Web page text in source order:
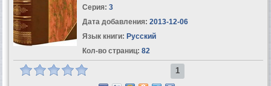
Серия: 3
Дата добавления: 2013-12-06
Язык книги: Русский
Кол-во страниц: 82
1